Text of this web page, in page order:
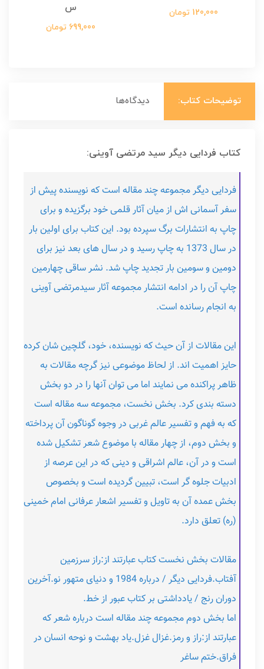
120,000 تومان
س
699,000 تومان
توضیحات کتاب: دیدگاه‌ها
کتاب فردایی دیگر سید مرتضی آوینی:
فردایی دیگر مجموعه چند مقاله است که نویسنده پیش از
سفر آسمانی اش از میان آثار قلمی خود برگزیده و برای
چاپ به انتشارات برگ سپرده بود. این کتاب برای اولین بار
در سال 1373 به چاپ رسید و در سال های بعد نیز برای
دومین و سومین بار تجدید چاپ شد. نشر ساقی چهارمین
چاپ آن را در ادامه انتشار مجموعه آثار سیدمرتضی آوینی
به انجام رسانده است.
این مقالات از آن حیث که نویسنده، خود، گلچین شان کرده
حایز اهمیت اند. از لحاظ موضوعی نیز گرچه مقالات به
ظاهر پراکنده می نمایند اما می توان آنها را در دو بخش
دسته بندی کرد. بخش نخست، مجموعه سه مقاله است
که به فهم و تفسیر عالم غربی در وجوه گوناگون آن پرداخته
و بخش دوم، از چهار مقاله با موضوع شعر تشکیل شده
است و در آن، عالم اشراقی و دینی که در این عرصه از
ادبیات جلوه گر است، تبیین گردیده است و بخصوص
بخش عمده آن به تاویل و تفسیر اشعار عرفانی امام خمینی
(ره) تعلق دارد.
مقالات بخش نخست کتاب عبارتند از:راز سرزمین
آفتاب.فردایی دیگر / درباره 1984 و دنیای متهور نو.آخرین
دوران رنج / یادداشتی بر کتاب عبور از خط.
اما بخش دوم مجموعه چند مقاله است درباره شعر که
عبارتند از:راز و رمز.غزال غزل.یاد بهشت و نوحه انسان در
فراق.ختم ساغر